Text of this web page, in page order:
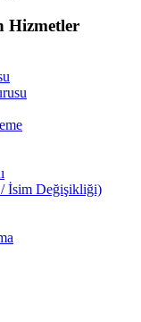
Hizmetler
İsim Değişikliği)